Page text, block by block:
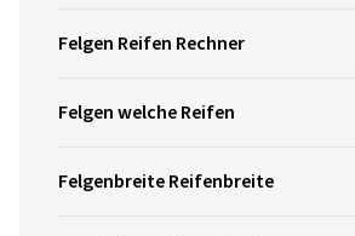
Felgen Reifen Rechner
Felgen welche Reifen
Felgenbreite Reifenbreite